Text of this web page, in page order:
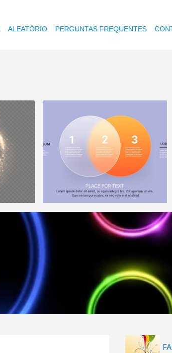
ALEATÓRIO PERGUNTAS FREQUENTES